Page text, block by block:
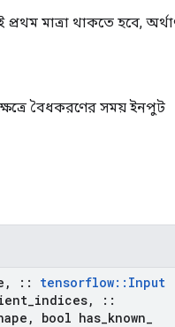
মাত্রা থাকতে হবে,
বৈধকরণের সময় ইনপুট
, :: tensorflow:: Input
indices,
::
, bool has known